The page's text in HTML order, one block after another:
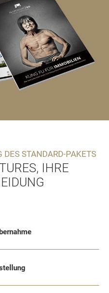
DES STANDARD-PAKETS
IHRE